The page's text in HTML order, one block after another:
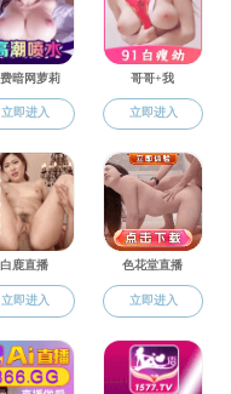
>
>